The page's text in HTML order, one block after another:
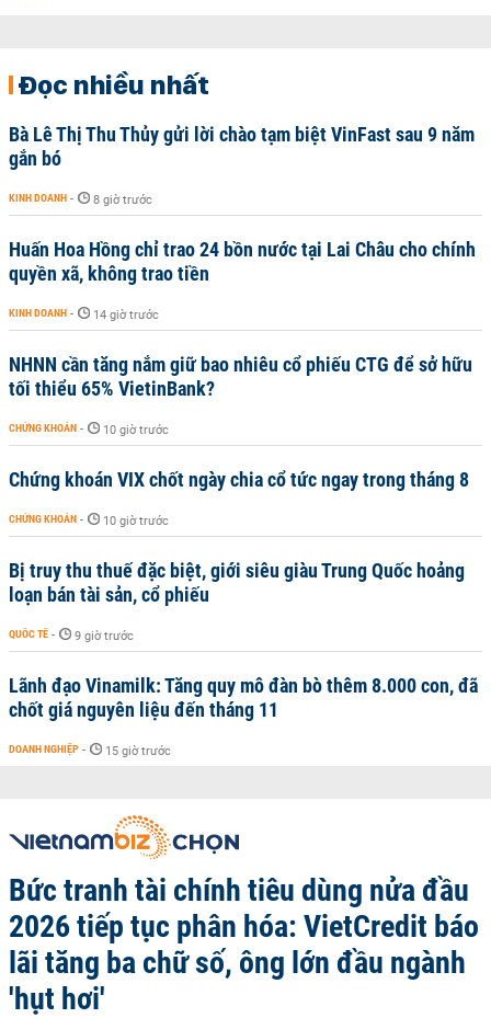
Đọc nhiều nhất
Bà Lê Thị Thu Thủy gửi lời chào tạm biệt VinFast sau 9 năm
gắn bó
KINH DOANH - 8 giờ trước
Huấn Hoa Hồng chỉ trao 24 bồn nước tại Lai Châu cho chính
quyền xã, không trao tiền
KINH DOANH - 14 giờ trước
NHNN cần tăng nắm giữ bao nhiêu cổ phiếu CTG để sở hữu
tối thiểu 65% VietinBank?
CHỨNG KHOÁN - 10 giờ trước
Chứng khoán VIX chốt ngày chia cổ tức ngay trong tháng 8
CHỨNG KHOÁN - 10 giờ trước
Bị truy thu thuế đặc biệt, giới siêu giàu Trung Quốc hoảng
loạn bán tài sản, cổ phiếu
QUỐC TẾ - 9 giờ trước
Lãnh đạo Vinamilk: Tăng quy mô đàn bò thêm 8.000 con, đã
chốt giá nguyên liệu đến tháng 11
DOANH NGHIỆP - 15 giờ trước
Bức tranh tài chính tiêu dùng nửa đầu
2026 tiếp tục phân hóa: VietCredit báo
lãi tăng ba chữ số, ông lớn đầu ngành
'hụt hơi'